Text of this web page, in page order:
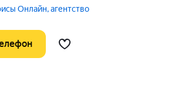
близость транспортных магистралей,
Онлайн, агентство